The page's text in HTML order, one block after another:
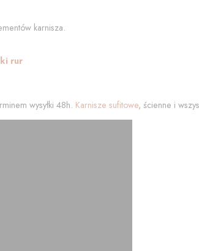
karnisza.
rur
wysyłki 48h. Karnisze sufitowe, ścienne i